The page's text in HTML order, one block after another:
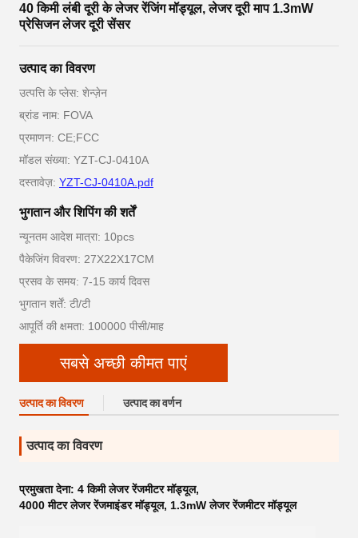
40 किमी लंबी दूरी के लेजर रेंजिंग मॉड्यूल, लेजर दूरी माप 1.3mW
प्रेसिजन लेजर दूरी सेंसर
उत्पाद का विवरण
उत्पत्ति के प्लेस: शेन्ज़ेन
ब्रांड नाम: FOVA
प्रमाणन: CE;FCC
मॉडल संख्या: YZT-CJ-0410A
दस्तावेज़: YZT-CJ-0410A.pdf
भुगतान और शिपिंग की शर्तें
न्यूनतम आदेश मात्रा: 10pcs
पैकेजिंग विवरण: 27X22X17CM
प्रसव के समय: 7-15 कार्य दिवस
भुगतान शर्तें: टी/टी
आपूर्ति की क्षमता: 100000 पीसी/माह
सबसे अच्छी कीमत पाएं
उत्पाद का विवरण उत्पाद का वर्णन
उत्पाद का विवरण
प्रमुखता देना: 4 किमी लेजर रेंजमीटर मॉड्यूल,
4000 मीटर लेजर रेंजमाइंडर मॉड्यूल, 1.3mW लेजर रेंजमीटर मॉड्यूल